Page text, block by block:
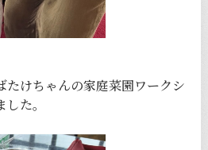
たけちゃんの家庭菜園ワークシ
た。